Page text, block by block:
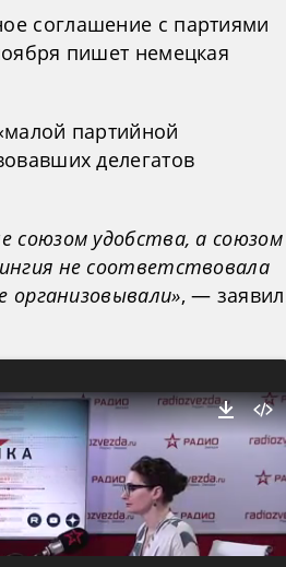
соглашение с партиями
пишет немецкая
партийной
делегатов
союзом удобства, а союзом
не соответствовала
организовывали», — заявил